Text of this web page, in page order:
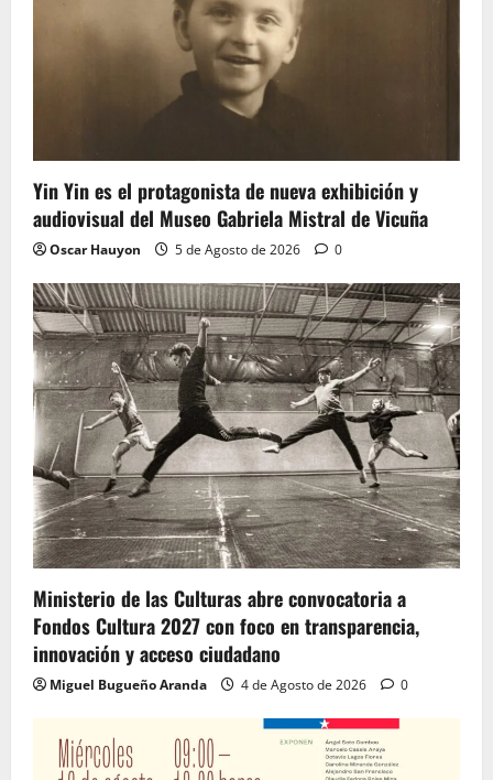
Yin Yin es el protagonista de nueva exhibición y
audiovisual del Museo Gabriela Mistral de Vicuña
Oscar Hauyon 5 de Agosto de 2026 0
Ministerio de las Culturas abre convocatoria a
Fondos Cultura 2027 con foco en transparencia,
innovación y acceso ciudadano
Miguel Bugueño Aranda 4 de Agosto de 2026 0